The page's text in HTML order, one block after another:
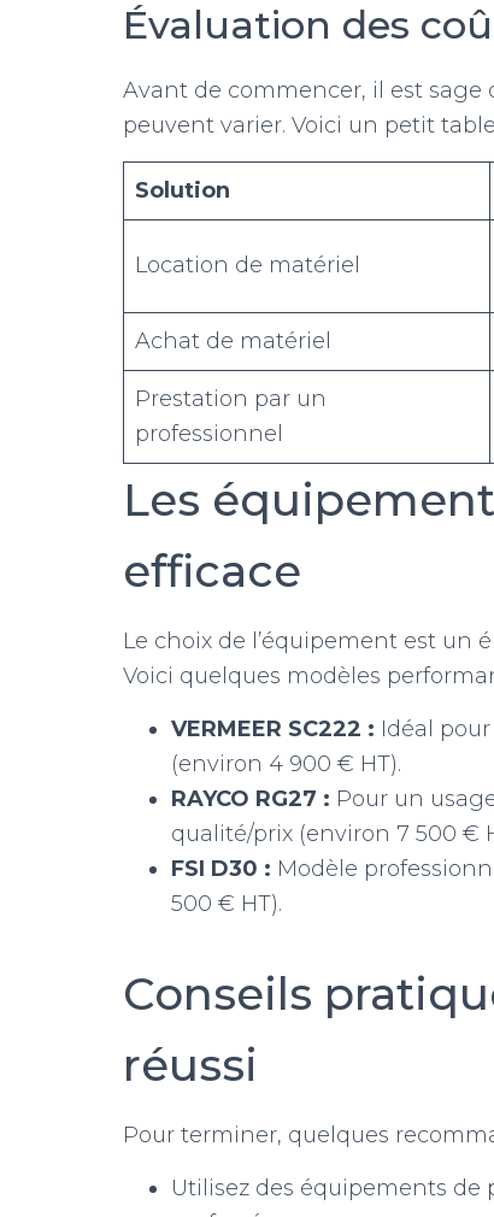
Évaluation des
Avant de commencer, il est sage
peuvent varier. Voici un petit
Solution
Location de matériel
Achat de matériel
Prestation par un
professionnel
Les
efficace
Le choix de l’équipement est un
Voici quelques modèles
VERMEER SC222 : Idéal
(environ 4 900 € HT).
RAYCO RG27 : Pour un
qualité/prix (environ 7 500 €
FSI D30 : Modèle
500 € HT).
Conseils
réussi
Pour terminer, quelques
Utilisez des équipements de